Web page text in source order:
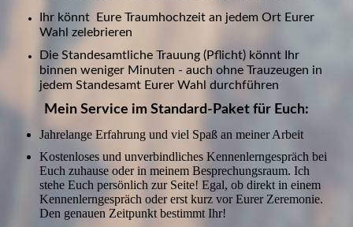
Ihr könnt Eure Traumhochzeit an jedem Ort Eurer
Wahl zelebrieren
Die Standesamtliche Trauung (Pflicht) könnt Ihr
binnen weniger Minuten - auch ohne Trauzeugen in
jedem Standesamt Eurer Wahl durchführen
Mein Service im Standard-Paket für Euch:
Jahrelange Erfahrung und viel Spaß an meiner Arbeit
Kostenloses und unverbindliches Kennenlerngespräch bei
Euch zuhause oder in meinem Besprechungsraum. Ich
stehe Euch persönlich zur Seite! Egal, ob direkt in einem
Kennenlerngespräch oder erst kurz vor Eurer Zeremonie.
Den genauen Zeitpunkt bestimmt Ihr!